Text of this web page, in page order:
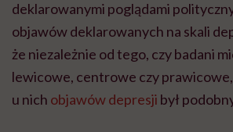
deklarowanymi poglądami
objawów deklarowanych na skali
że niezależnie od tego, czy badani
lewicowe, centrowe czy
u nich objawów depresji był